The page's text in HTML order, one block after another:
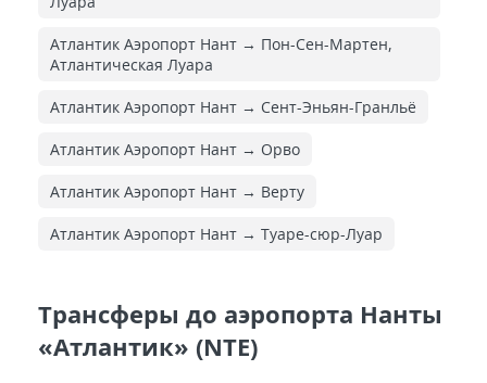
Атлантик Аэропорт Нант → Пон-Сен-Мартен,
Атлантическая Луара
Атлантик Аэропорт Нант → Сент-Эньян-Гранльё
Атлантик Аэропорт Нант → Орво
Атлантик Аэропорт Нант → Верту
Атлантик Аэропорт Нант → Туаре-сюр-Луар
Трансферы до аэропорта Нанты
«Атлантик» (NTE)